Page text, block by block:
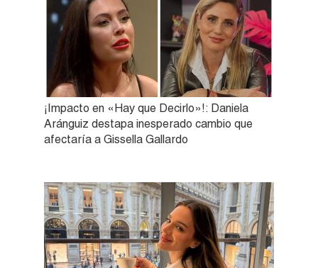
¡Impacto en «Hay que Decirlo»!: Daniela
Aránguiz destapa inesperado cambio que
afectaría a Gissella Gallardo